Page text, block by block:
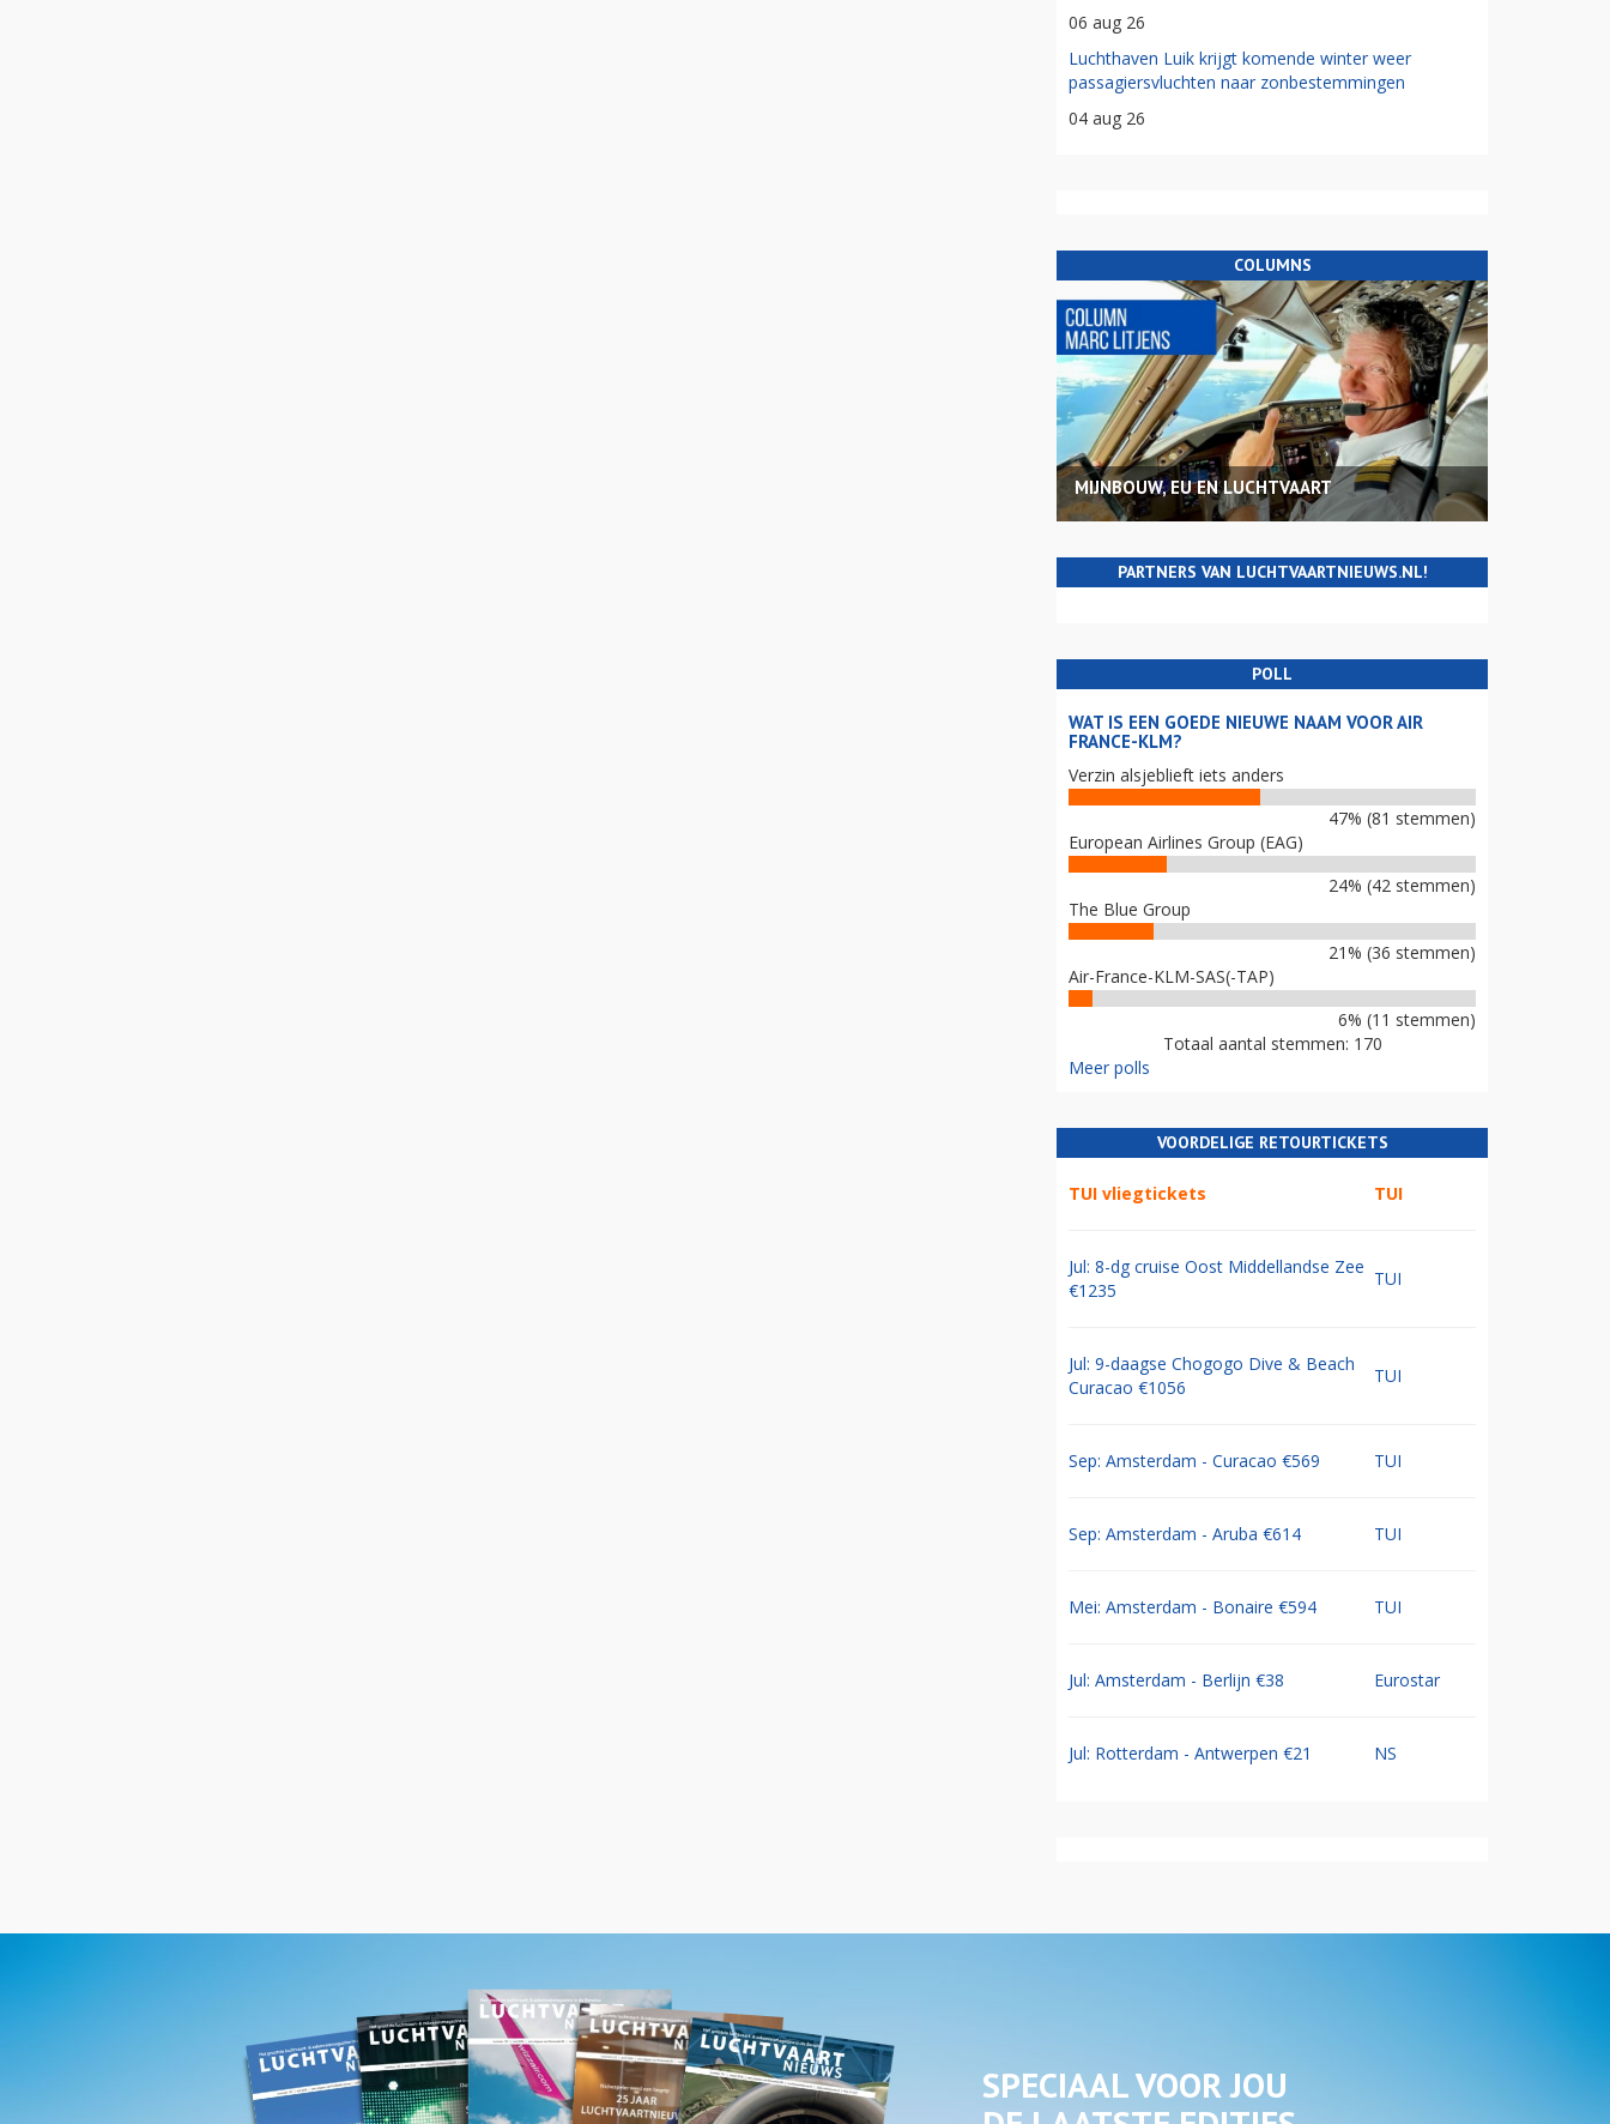
06 aug 26
Luchthaven Luik krijgt komende winter weer
passagiersvluchten naar zonbestemmingen
04 aug 26
COLUMNS
MIJNBOUW, EU EN LUCHTVAART
PARTNERS VAN LUCHTVAARTNIEUWS.NL!
POLL
WAT IS EEN GOEDE NIEUWE NAAM VOOR AIR
FRANCE-KLM?
Verzin alsjeblieft iets anders
47% (81 stemmen)
European Airlines Group (EAG)
24% (42 stemmen)
The Blue Group
21% (36 stemmen)
Air-France-KLM-SAS(-TAP)
6% (11 stemmen)
Totaal aantal stemmen: 170
Meer polls
VOORDELIGE RETOURTICKETS
TUI vliegtickets TUI
Jul: 8-dg cruise Oost Middellandse Zee
€1235
TUI
Jul: 9-daagse Chogogo Dive & Beach
Curacao €1056
TUI
Sep: Amsterdam - Curacao €569 TUI
Sep: Amsterdam - Aruba €614 TUI
Mei: Amsterdam - Bonaire €594 TUI
Jul: Amsterdam - Berlijn €38 Eurostar
Jul: Rotterdam - Antwerpen €21 NS
SPECIAAL VOOR JOU